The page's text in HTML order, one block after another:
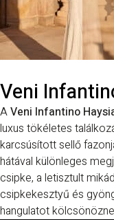
Veni
AVeni Infantino
luxus tökéletes
karcsúsított sellő
hátával különleges
csipke, a letisztult
csipkekesztyű és
hangulatot